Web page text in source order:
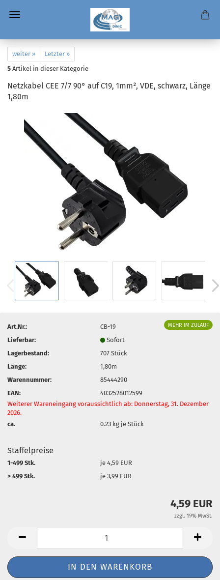
weiter »
Letzter »
5 Artikel in dieser Kategorie
Netzkabel CEE 7/7 90° auf C19, 1mm², VDE, schwarz, Länge
1,80m
MEHR IM ZULAUF
Art.Nr.:
CB-19
Lieferbar:
Sofort
Lagerbestand:
707Stück
Länge:
1,80m
Warennummer:
85444290
EAN:
4032528012599
Weiterer Wareneingang voraussichtlich ab: Donnerstag, 31. Dezember
2026.
ca.
0.23 kg je Stück
Staffelpreise
1-499 Stk.
je 4,59 EUR
> 499 Stk.
je 3,99 EUR
4,59 EUR
zzgl. 19% MwSt.